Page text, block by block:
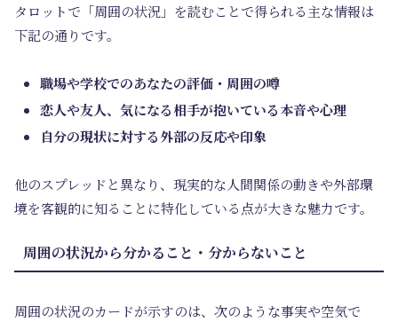
タロットで「周囲の状況」を読むことで得られる主な情報は
下記の通りです。
職場や学校でのあなたの評価・周囲の噂
恋人や友人、気になる相手が抱いている本音や心理
自分の現状に対する外部の反応や印象
他のスプレッドと異なり、現実的な人間関係の動きや外部環
境を客観的に知ることに特化している点が大きな魅力です。
周囲の状況から分かること・分からないこと
周囲の状況のカードが示すのは、次のような事実や空気で